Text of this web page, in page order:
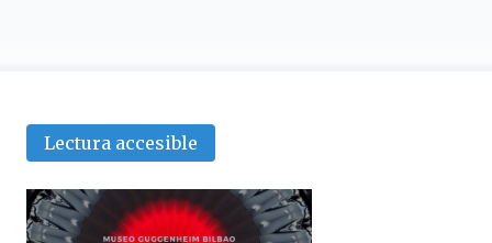
Lectura accesible